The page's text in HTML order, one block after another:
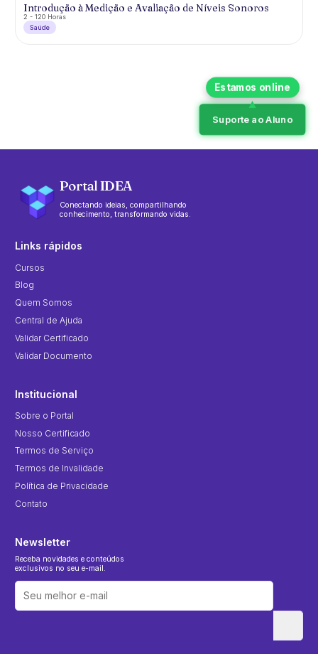
Introdução à Medição e Avaliação de Níveis Sonoros
2 - 120 Horas
Saúde
Suporte ao Aluno
Portal IDEA
Conectando ideias, compartilhando
conhecimento, transformando vidas.
Links rápidos
Cursos
Blog
Quem Somos
Central de Ajuda
Validar Certificado
Validar Documento
Institucional
Sobre o Portal
Nosso Certificado
Termos de Serviço
Termos de Invalidade
Política de Privacidade
Contato
Newsletter
Receba novidades e conteúdos
exclusivos no seu e-mail.